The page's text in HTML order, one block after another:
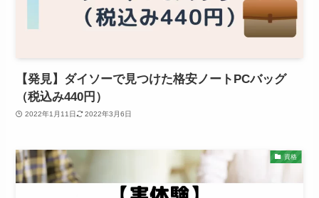
【発見】ダイソーで見つけた格安ノートPCバッグ
（税込み440円）
2022年1月11日 2022年3月6日
資格